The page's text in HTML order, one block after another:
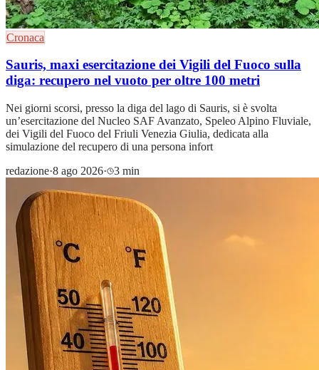
Cronaca
Sauris, maxi esercitazione dei Vigili del Fuoco sulla
diga: recupero nel vuoto per oltre 100 metri
Nei giorni scorsi, presso la diga del lago di Sauris, si è svolta
un’esercitazione del Nucleo SAF Avanzato, Speleo Alpino Fluviale,
dei Vigili del Fuoco del Friuli Venezia Giulia, dedicata alla
simulazione del recupero di una persona infort
redazione·8 ago 2026· 3 min